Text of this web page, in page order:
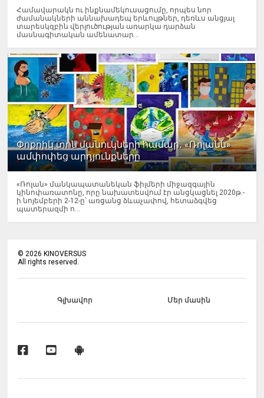
Համավարակն ու ինքնամեկուսացումը, որպես նոր
ժամանակների աննախադեպ երևույթներ, դեռևս անցյալ
տարեսկզբին վերլուծության առարկա դարձան
մասնագիտական ամենատար...
Փոքրիկ տոն մանուկների համար․ «Ռոլանն»
ամփոփեց արդյունքները
«Ռոլան» մանկապատանեկան ֆիլմերի միջազգային
կինոփառատոնը, որը նախատեսվում էր անցկացնել 2020թ.-
ի նոյեմբերի 2-12-ը՝ առցանց ձևաչափով, հետաձգվեց
պատերազմի ո...
©2026 KINOVERSUS
All rights reserved.
Գլխավոր Մեր մասին